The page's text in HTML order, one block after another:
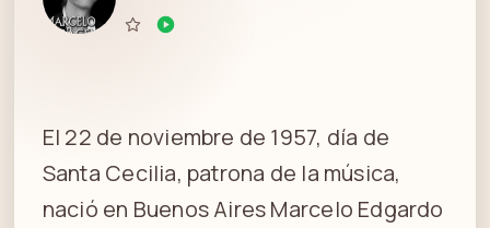
El 22 de noviembre de 1957, día de
Santa Cecilia, patrona de la música,
nació en Buenos Aires Marcelo Edgardo